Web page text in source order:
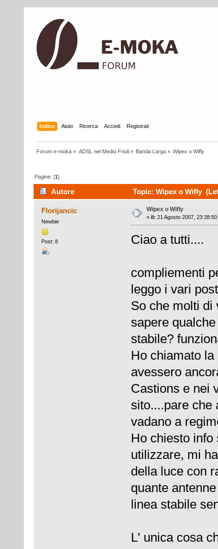
Indice Aiuto Ricerca Accedi Registrati
Forum e-moka » ADSL nel Medio Friuli» Banda Larga» Wipex o Wifly
Pagine: [1]
Autore Topic: Wipex o Wifly
Florijancic
Newbie
Post: 8
Wipex o Wifly
« il: 21 Agosto 2007, 23:38:50
Ciao a tutti....
compliementi
leggo i vari
So che molti di
sapere
stabile?
Ho chiamato
avessero
Castions e nei
sito....pare che
vadano a
Ho chiesto info
utilizzare, mi
della luce con
quante
linea stabile
L' unica cosa